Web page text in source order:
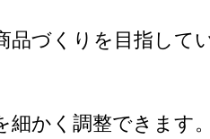
づくりを目指して
かく調整できます。